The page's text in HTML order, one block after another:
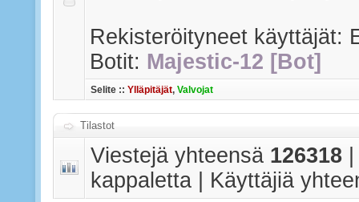
Rekisteröityneet käyttäjät:
Botit: Majestic-12 [Bot]
Selite :: Ylläpitäjät, Valvojat
Tilastot
Viestejä yhteensä 126318
kappaletta | Käyttäjiä